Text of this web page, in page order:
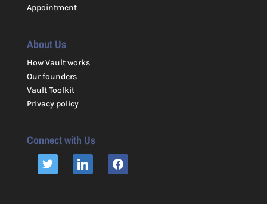
Appointment
About Us
How Vault works
Our founders
Vault Toolkit
Privacy policy
Connect with Us
TWITTER LINKEDIN FACEBOOK